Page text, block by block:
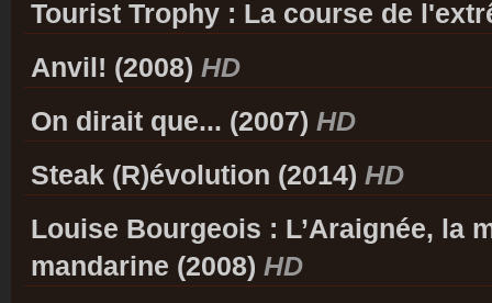
Tourist Trophy : La course de
Anvil! (2008) HD
On dirait que... (2007) HD
Steak (R)évolution (2014) HD
Louise Bourgeois : L’Araignée, la
mandarine (2008) HD